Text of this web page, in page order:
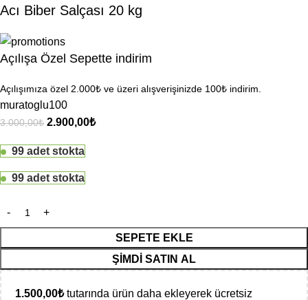
Acı Biber Salçası 20 kg
Açılışa Özel Sepette indirim
Açılışımıza özel 2.000₺ ve üzeri alışverişinizde 100₺ indirim.
muratoglu100
3.000,00₺ 2.900,00₺
99 adet stokta
99 adet stokta
SEPETE EKLE
ŞIMDI SATIN AL
1.500,00₺tutarında ürün daha ekleyerek ücretsiz